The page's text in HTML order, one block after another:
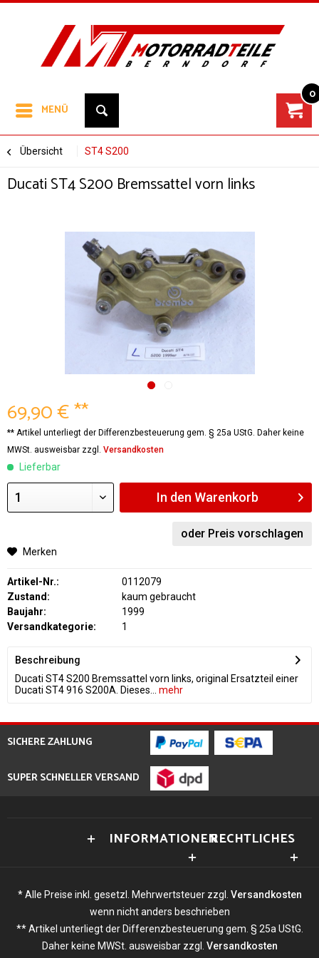
MENÜ
0
Übersicht ST4 S200
Ducati ST4 S200 Bremssattel vorn links
69,90 € **
** Artikel unterliegt der Differenzbesteuerung gem. § 25a UStG. Daher keine
MWSt. ausweisbar zzgl. Versandkosten
Lieferbar
In den Warenkorb
oder Preis vorschlagen
Merken
Artikel-Nr.:
0112079
Zustand:
kaum gebraucht
Baujahr:
1999
Versandkategorie:
1
Beschreibung
Ducati ST4 S200 Bremssattel vorn links, original Ersatzteil einer
Ducati ST4 916 S200A. Dieses...
mehr
SICHERE ZAHLUNG
SUPER SCHNELLER VERSAND
INFORMATIONENRECHTLICHES
* Alle Preise inkl. gesetzl. Mehrwertsteuer zzgl. Versandkosten
wenn nicht anders beschrieben
** Artikel unterliegt der Differenzbesteuerung gem. § 25a UStG.
Daher keine MWSt. ausweisbar zzgl. Versandkosten